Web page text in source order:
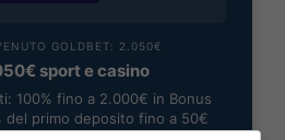
GOLDBET: 2.050€
sport e casino
100% fino a 2.000€ in Bonus
del primo deposito fino a 50€